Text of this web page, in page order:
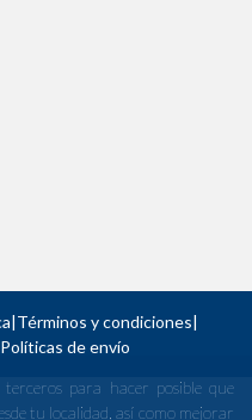
Términos y condiciones
Políticas de envío
para hacer posible que
tu localidad, así como mejorar